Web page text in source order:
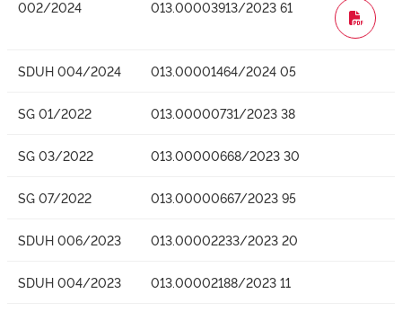
002/2024 013.00003913/2023 61
WORD
SDUH 004/2024 013.00001464/2024 05
SG 01/2022 013.00000731/2023 38
SG 03/2022 013.00000668/2023 30
SG 07/2022 013.00000667/2023 95
SDUH 006/2023 013.00002233/2023 20
SDUH 004/2023 013.00002188/2023 11